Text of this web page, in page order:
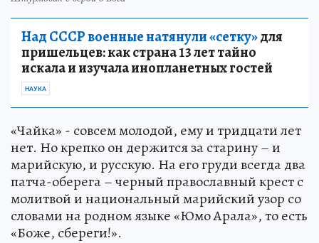
Над СССР военные натянули «сетку»для
пришельцев: как страна 13 лет тайно
искала и изучала инопланетных гостей
НАУКА
«Чайка» - совсем молодой, ему и тридцати лет
нет. Но крепко он держится за старину – и
марийскую, и русскую. На его груди всегда два
патча-оберега – черный православный крест с
молитвой и национальный марийский узор со
словами на родном языке «Юмо Арала», то есть
«Боже, сбереги!».